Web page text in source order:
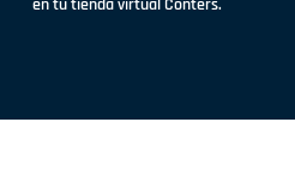
en tu tienda virtual Conters.